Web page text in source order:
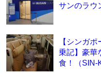
サンのラウ
【シンガ
乗記】豪華
食！（SIN-